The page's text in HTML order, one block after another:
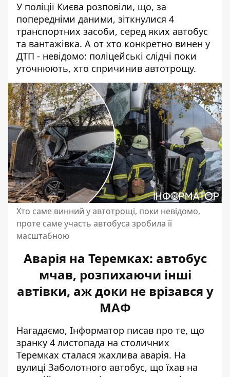
У поліції Києва розповіли, що, за
попередніми даними, зіткнулися 4
транспортних засоби, серед яких автобус
та вантажівка. А от хто конкретно винен у
ДТП - невідомо: поліцейські слідчі поки
уточнюють, хто спричинив автотрощу.
Хто саме винний у автотрощі, поки невідомо,
проте саме участь автобуса зробила її
масштабною
Аварія на Теремках: автобус
мчав, розпихаючи інші
автівки, аж доки не врізався у
МАФ
Нагадаємо, Інформатор писав про те, що
зранку 4 листопада на столичних
Теремках сталася жахлива аварія. На
вулиці Заболотного автобус, що їхав на